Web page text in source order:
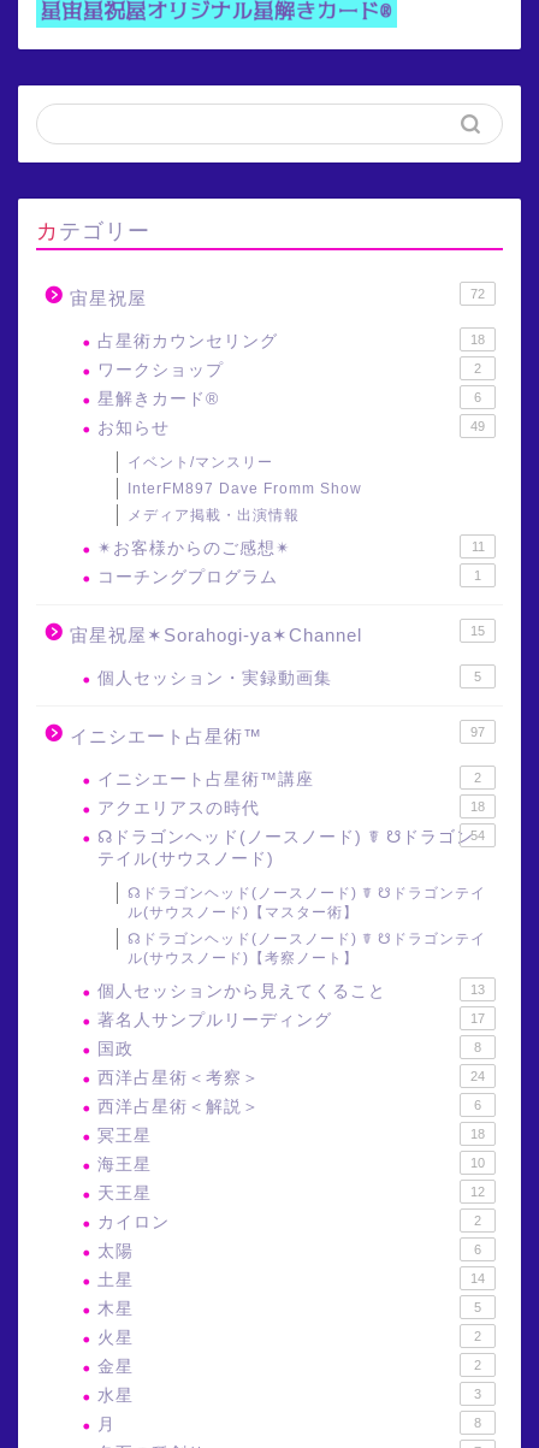
カテゴリー
宙星祝屋 72
占星術カウンセリング 18
ワークショップ 2
星解きカード® 6
お知らせ 49
イベント/マンスリー
InterFM897 Dave Fromm Show
メディア掲載・出演情報
✴︎お客様からのご感想✴︎ 11
コーチングプログラム 1
宙星祝屋✶Sorahogi-ya✶Channel 15
個人セッション・実録動画集 5
イニシエート占星術™ 97
イニシエート占星術™講座 2
アクエリアスの時代 18
☊ドラゴンヘッド(ノースノード) ☤ ☋ドラゴン
テイル(サウスノード)
54
☊ドラゴンヘッド(ノースノード) ☤ ☋ドラゴンテイ
ル(サウスノード)【マスター術】
☊ドラゴンヘッド(ノースノード) ☤ ☋ドラゴンテイ
ル(サウスノード)【考察ノート】
個人セッションから見えてくること 13
著名人サンプルリーディング 17
国政 8
西洋占星術＜考察＞ 24
西洋占星術＜解説＞ 6
冥王星 18
海王星 10
天王星 12
カイロン 2
太陽 6
土星 14
木星 5
火星 2
金星 2
水星 3
月 8